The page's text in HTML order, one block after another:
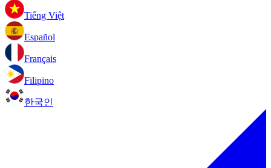
Tiếng Việt
Español
Français
Filipino
한국인